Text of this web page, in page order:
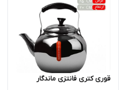
قوری کتری فانتزی ماندگار